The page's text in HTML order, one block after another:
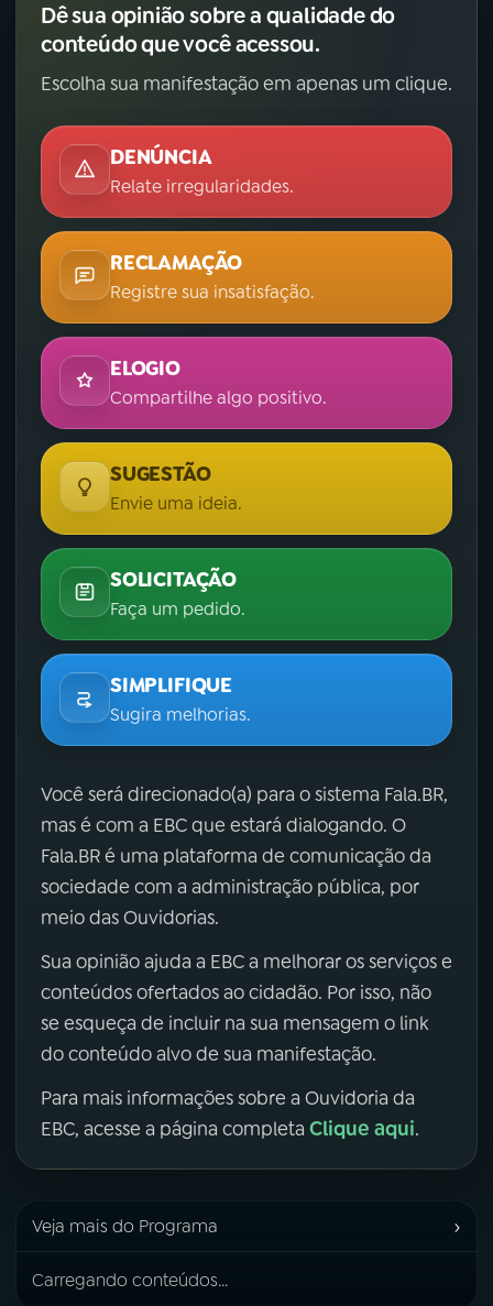
Dê sua opinião sobre a qualidade do
conteúdo que você acessou.
Escolha sua manifestação em apenas um clique.
DENÚNCIA
Relate irregularidades.
RECLAMAÇÃO
Registre sua insatisfação.
ELOGIO
Compartilhe algo positivo.
SUGESTÃO
Envie uma ideia.
SOLICITAÇÃO
Faça um pedido.
SIMPLIFIQUE
Sugira melhorias.
Você será direcionado(a) para o sistema Fala.BR,
mas é com a EBC que estará dialogando. O
Fala.BR é uma plataforma de comunicação da
sociedade com a administração pública, por
meio das Ouvidorias.
Sua opinião ajuda a EBC a melhorar os serviços e
conteúdos ofertados ao cidadão. Por isso, não
se esqueça de incluir na sua mensagem o link
do conteúdo alvo de sua manifestação.
Para mais informações sobre a Ouvidoria da
EBC, acesse a página completa Clique aqui.
Veja mais do Programa ›
Carregando conteúdos...